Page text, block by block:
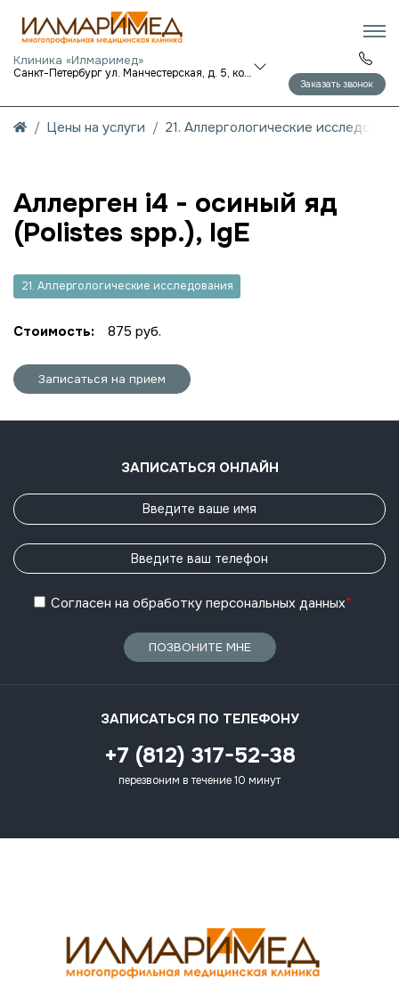
Клиника «Илмаримед»
Санкт-Петербург ул. Манчестерская, д. 5, корп. 1
Заказать звонок
Цены на услуги 21. Аллергологические
Аллерген i4 - осиный яд
(Polistes spp.), IgE
21. Аллергологические исследования
Стоимость: 875 руб.
Записаться на прием
ЗАПИСАТЬСЯ ОНЛАЙН
Согласен на обработку персональных данных*
ПОЗВОНИТЕ МНЕ
ЗАПИСАТЬСЯ ПО ТЕЛЕФОНУ
+7 (812) 317-52-38
перезвоним в течение 10 минут